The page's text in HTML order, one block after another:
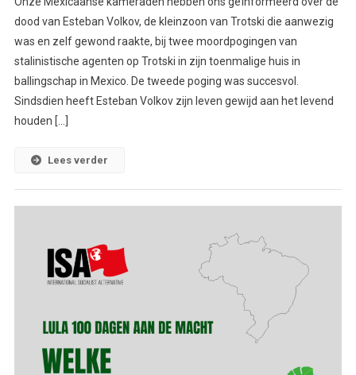
dood van Esteban Volkov, de kleinzoon van Trotski die aanwezig
was en zelf gewond raakte, bij twee moordpogingen van
stalinistische agenten op Trotski in zijn toenmalige huis in
ballingschap in Mexico. De tweede poging was succesvol.
Sindsdien heeft Esteban Volkov zijn leven gewijd aan het levend
houden […]
Lees verder